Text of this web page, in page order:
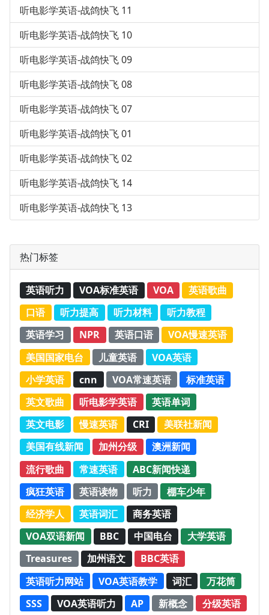
听电影学英语-战鸽快飞 11
听电影学英语-战鸽快飞 10
听电影学英语-战鸽快飞 09
听电影学英语-战鸽快飞 08
听电影学英语-战鸽快飞 07
听电影学英语-战鸽快飞 01
听电影学英语-战鸽快飞 02
听电影学英语-战鸽快飞 14
听电影学英语-战鸽快飞 13
热门标签
英语听力 VOA标准英语 VOA
英语歌曲
口语
听力提高 听力材料
听力教程
英语学习
NPR 英语口语
VOA慢速英语
美国国家电台
儿童英语
VOA英语
小学英语
cnn VOA常速英语
标准英语
英文歌曲
听电影学英语
英语单词
英文电影
慢速英语 CRI
美联社新闻
美国有线新闻
加州分级
澳洲新闻
流行歌曲
常速英语
ABC新闻快递
疯狂英语
英语读物 听力
棚车少年
经济学人
英语词汇
商务英语
VOA双语新闻
BBC 中国电台
大学英语
Treasures
加州语文
BBC英语
英语听力网站
VOA英语教学 词汇
万花筒
SSS
VOA英语听力 AP 新概念 分级英语